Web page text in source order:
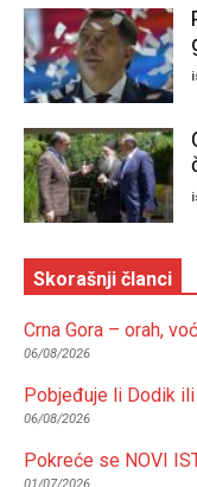
Skorašnji članci
Crna Gora – orah,
06/08/2026
Pobjeđuje li Dodik
06/08/2026
Pokreće se NOVI